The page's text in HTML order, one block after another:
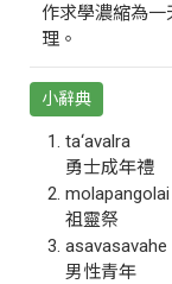
作求學濃縮為一
理。
小辭典
ta‘avalra
勇士成年禮
molapangolai
祖靈祭
asavasavahe
男性青年